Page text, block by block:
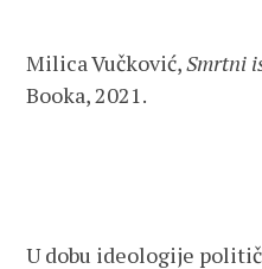
Milica Vučković,Smrtni
Booka, 2021.
U dobu ideologije